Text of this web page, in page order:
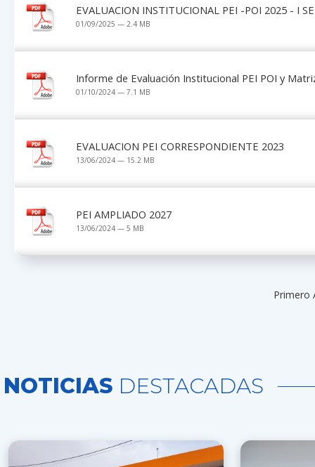
EVALUACION INSTITUCIONAL PEI -POI 2025 - I
01/09/2025 — 2.4 MB
Informe de Evaluación Institucional PEI POI y
01/10/2024 — 7.1 MB
EVALUACION PEI CORRESPONDIENTE 2023
13/06/2024 — 15.2 MB
PEI AMPLIADO 2027
13/06/2024 — 5 MB
Primero
NOTICIAS DESTACADAS